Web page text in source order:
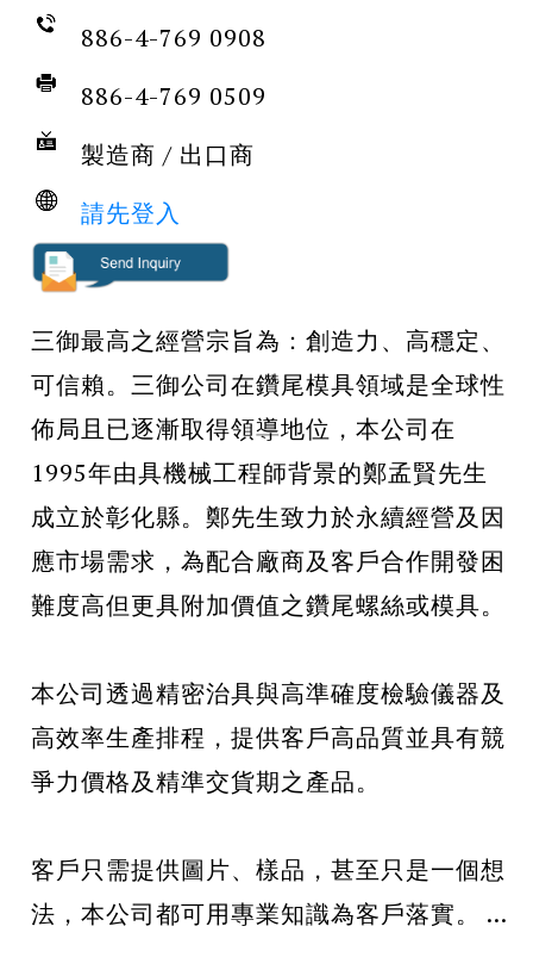
886-4-769 0908
886-4-769 0509
製造商 / 出口商
請先登入
三御最高之經營宗旨為：創造力、高穩定、
可信賴。三御公司在鑽尾模具領域是全球性
佈局且已逐漸取得領導地位，本公司在
1995年由具機械工程師背景的鄭孟賢先生
成立於彰化縣。鄭先生致力於永續經營及因
應市場需求，為配合廠商及客戶合作開發困
難度高但更具附加價值之鑽尾螺絲或模具。
本公司透過精密治具與高準確度檢驗儀器及
高效率生產排程，提供客戶高品質並具有競
爭力價格及精準交貨期之產品。
客戶只需提供圖片、樣品，甚至只是一個想
法，本公司都可用專業知識為客戶落實。 ...